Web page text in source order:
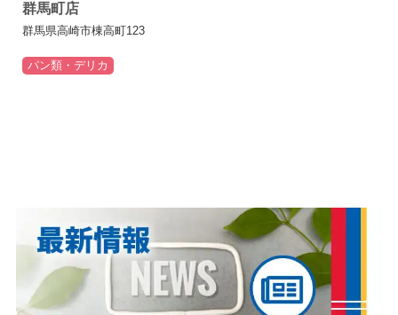
群馬町店
群馬県高崎市棟高町123
パン類・デリカ